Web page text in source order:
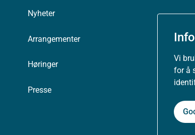
Vi
for å
Nyheter
Arrangementer
Høringer
Presse